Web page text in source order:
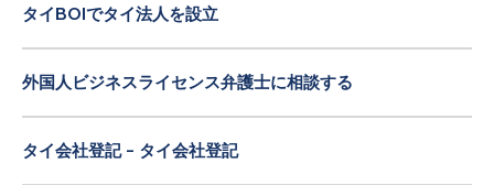
タイBOIでタイ法人を設立
外国人ビジネスライセンス弁護士に相談する
タイ会社登記 - タイ会社登記